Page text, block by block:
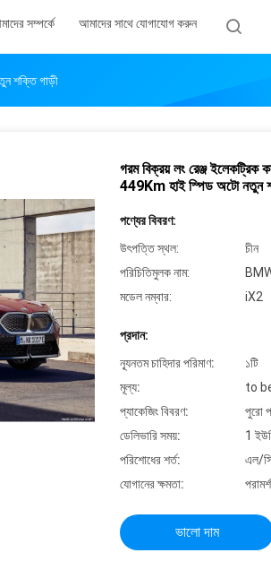
সম্পর্কে আমাদের সাথে যোগাযোগ করুন
শক্তি গাড়ী
গরম বিক্রয় লং রেঞ্জ
449Km হাই স্পিড অটো নতুন
পণ্যের বিবরণ:
উৎপত্তি স্থল:
চীন
পরিচিতিমুলক নাম:
মডেল নম্বার:
iX2
প্রদান:
ন্যূনতম চাহিদার পরিমাণ:
১টি
মূল্য:
to
প্যাকেজিং বিবরণ:
পুরো
ডেলিভারি সময়:
1
পরিশোধের শর্ত:
এল/
যোগানের ক্ষমতা:
ভালো দাম